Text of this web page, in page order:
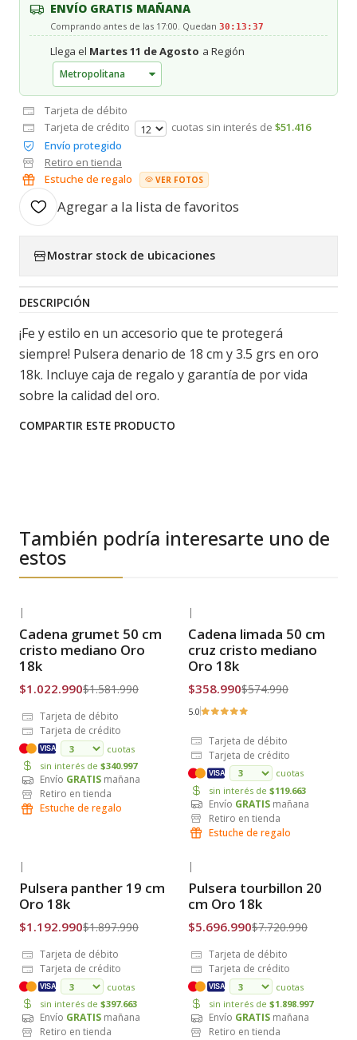
ENVÍO GRATIS MAÑANA
Comprando antes de las 17:00. Quedan 30:13:36
Llega el Martes 11 de Agosto a Región
Tarjeta de débito
Tarjeta de crédito
cuotas sin interés de $51.416
Envío protegido
Retiro en tienda
Estuche de regalo
VER FOTOS
Agregar a la lista de favoritos
Mostrar stock de ubicaciones
DESCRIPCIÓN
¡Fe y estilo en un accesorio que te protegerá
siempre! Pulsera denario de 18 cm y 3.5 grs en oro
18k. Incluye caja de regalo y garantía de por vida
sobre la calidad del oro.
COMPARTIR ESTE PRODUCTO
También podría interesarte uno de
estos
Envío Gratis
|
Cadena grumet 50 cm
cristo mediano Oro
18k
$1.022.990$1.581.990
Tarjeta de débito
Tarjeta de crédito
VISA
cuotas
sin interés de $340.997
Envío GRATIS mañana
Retiro en tienda
Estuche de regalo
Envío Gratis
|
Cadena limada 50 cm
cruz cristo mediano
Oro 18k
$358.990$574.990
5.0
Tarjeta de débito
Tarjeta de crédito
VISA
cuotas
sin interés de $119.663
Envío GRATIS mañana
Retiro en tienda
Estuche de regalo
Envío Gratis
|
Pulsera panther 19 cm
Oro 18k
$1.192.990$1.897.990
Tarjeta de débito
Tarjeta de crédito
VISA
cuotas
sin interés de $397.663
Envío GRATIS mañana
Retiro en tienda
Envío Gratis
|
Pulsera tourbillon 20
cm Oro 18k
$5.696.990$7.720.990
Tarjeta de débito
Tarjeta de crédito
VISA
cuotas
sin interés de $1.898.997
Envío GRATIS mañana
Retiro en tienda